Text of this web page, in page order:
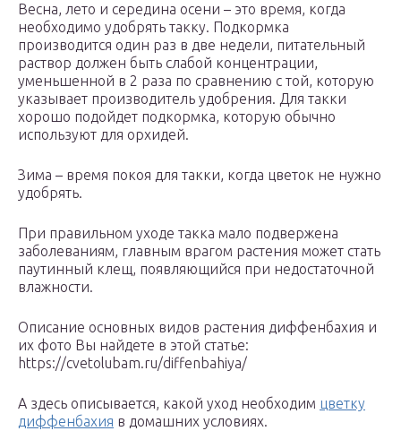
Весна, лето и середина осени – это время, когда
необходимо удобрять такку. Подкормка
производится один раз в две недели, питательный
раствор должен быть слабой концентрации,
уменьшенной в 2 раза по сравнению с той, которую
указывает производитель удобрения. Для такки
хорошо подойдет подкормка, которую обычно
используют для орхидей.
Зима – время покоя для такки, когда цветок не нужно
удобрять.
При правильном уходе такка мало подвержена
заболеваниям, главным врагом растения может стать
паутинный клещ, появляющийся при недостаточной
влажности.
Описание основных видов растения диффенбахия и
их фото Вы найдете в этой статье:
https://cvetolubam.ru/diffenbahiya/
А здесь описывается, какой уход необходим цветку
диффенбахия в домашних условиях.